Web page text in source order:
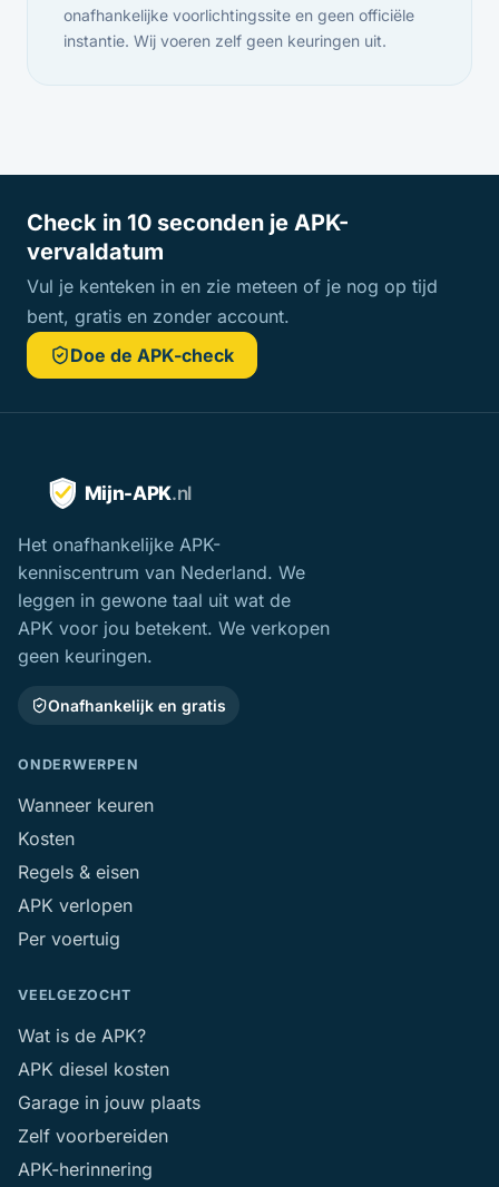
onafhankelijke voorlichtingssite en geen officiële
instantie. Wij voeren zelf geen keuringen uit.
Check in 10 seconden je APK-
vervaldatum
Vul je kenteken in en zie meteen of je nog op tijd
bent, gratis en zonder account.
Doe de APK-check
Het onafhankelijke APK-
kenniscentrum van Nederland. We
leggen in gewone taal uit wat de
APK voor jou betekent. We verkopen
geen keuringen.
Onafhankelijk en gratis
ONDERWERPEN
Wanneer keuren
Kosten
Regels & eisen
APK verlopen
Per voertuig
VEELGEZOCHT
Wat is de APK?
APK diesel kosten
Garage in jouw plaats
Zelf voorbereiden
APK-herinnering